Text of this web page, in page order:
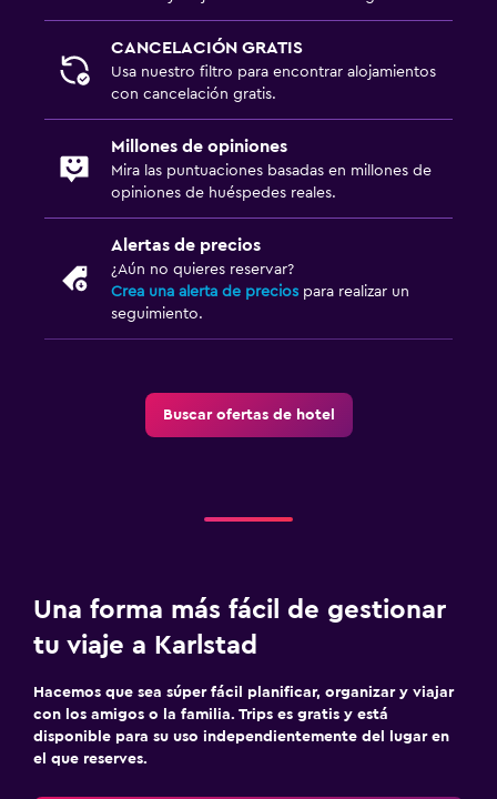
CANCELACIÓN GRATIS
Usa nuestro filtro para encontrar alojamientos
con cancelación gratis.
Millones de opiniones
Mira las puntuaciones basadas en millones de
opiniones de huéspedes reales.
Alertas de precios
¿Aún no quieres reservar?
Crea una alerta de precios para realizar un
seguimiento.
Buscar ofertas de hotel
Una forma más fácil de gestionar
tu viaje a Karlstad
Hacemos que sea súper fácil planificar, organizar y viajar
con los amigos o la familia. Trips es gratis y está
disponible para su uso independientemente del lugar en
el que reserves.